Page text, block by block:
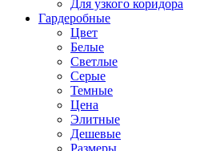
Для узкого коридора
Гардеробные
Цвет
Белые
Светлые
Серые
Темные
Цена
Элитные
Дешевые
Размеры